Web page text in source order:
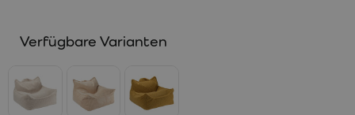
Verfügbare Varianten